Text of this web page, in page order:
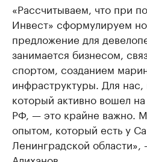
«Рассчитываем, что при
Инвест» сформулируем
предложение для
занимается бизнесом,
спортом, созданием
инфраструктуры. Для нас,
который активно вошел
РФ, — это крайне важно.
опытом, который есть у
Ленинградской области»,